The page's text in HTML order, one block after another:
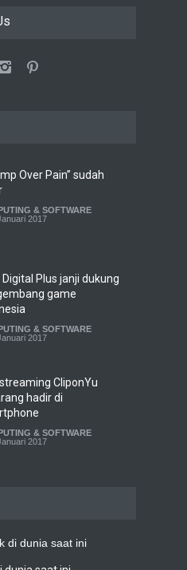
Over Pain” sudah
& SOFTWARE
2017
Digital Plus janji dukung
game
& SOFTWARE
2017
CliponYu
hadir di
& SOFTWARE
2017